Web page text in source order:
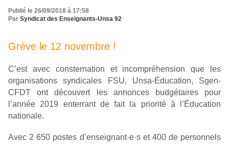
Publié le 26/09/2018 à 17:58
Par Syndicat des Enseignants-Unsa 92
Grève le 12 novembre !
C’est avec consternation et incompréhension que les
organisations syndicales FSU, Unsa-Éducation, Sgen-
CFDT ont découvert les annonces budgétaires pour
l’année 2019 enterrant de fait la priorité à l’Éducation
nationale.
Avec 2 650 postes d’enseignant·e·s et 400 de personnels